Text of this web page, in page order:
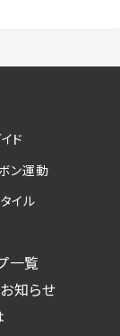
ド
ン運動
イル
一覧
知らせ